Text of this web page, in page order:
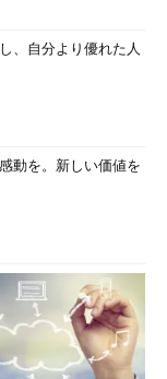
、自分より優れた人
動を。新しい価値を